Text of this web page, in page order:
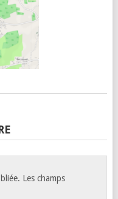
Les champs